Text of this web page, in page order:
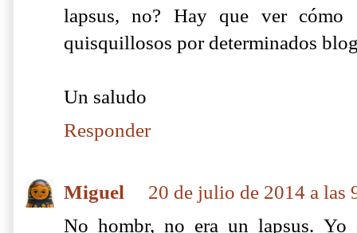
lapsus, no? Hay que ver cómo
quisquillosos por determinados
Un saludo
Responder
Miguel
20 de julio de 2014 a las
No hombr, no era un lapsus. Yo